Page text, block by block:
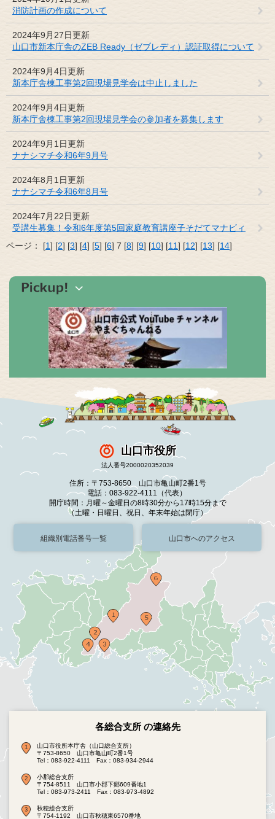
消防計画の作成について
2024年9月27日更新
山口市新本庁舎のZEB Ready（ゼブレディ）認証取得について
2024年9月4日更新
新本庁舎棟工事第2回現場見学会は中止しました
2024年9月4日更新
新本庁舎棟工事第2回現場見学会の参加者を募集します
2024年9月1日更新
ナナシマチ令和6年9月号
2024年8月1日更新
ナナシマチ令和6年8月号
2024年7月22日更新
受講生募集！令和6年度第5回家庭教育講座子そだてマナビィ
ページ： [1] [2] [3] [4] [5] [6] 7 [8] [9] [10] [11] [12] [13] [14]
山口市役所
法人番号2000020352039
住所：〒753-8650 山口市亀山町2番1号
電話：083-922-4111（代表）
開庁時間：月曜～金曜日の8時30分から17時15分まで
（土曜・日曜日、祝日、年末年始は閉庁）
組織別電話番号一覧 山口市へのアクセス
各総合支所 の連絡先
山口市役所本庁舎（山口総合支所）
〒753-8650 山口市亀山町2番1号
Tel：083-922-4111
Fax：083-934-2944
小郡総合支所
〒754-8511 山口市小郡下郷609番地1
Tel：083-973-2411
Fax：083-973-4892
秋穂総合支所
〒754-1192 山口市秋穂東6570番地